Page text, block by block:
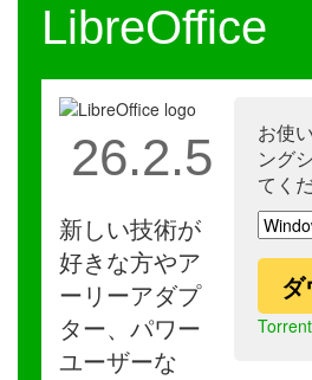
LibreOffice
お使
ング
てく
ダ
Torrent
26.2.5
新しい技術が
好きな方やア
ーリーアダプ
ター、パワー
ユーザーな